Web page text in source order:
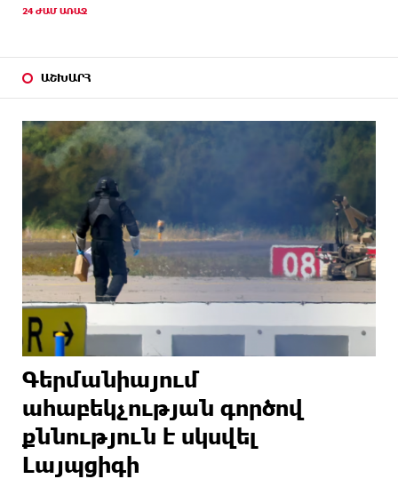
24 ԺԱՄ ԱՌԱՋ
ԱՇԽԱՐՀ
Գերմանիայում
ահաբեկչության գործով
քննություն է սկսվել
Լայպցիգի